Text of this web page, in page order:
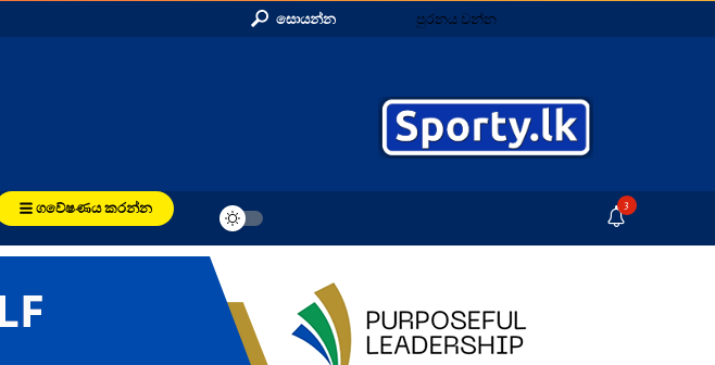
සොයන්න පුරනය වන්න
ගවේෂණය කරන්න 3